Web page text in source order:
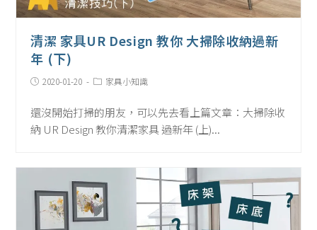
清潔 家具UR Design 教你 大掃除收納過新
年 (下)
Post2020-01-20
Post家具小知識
還沒開始打掃的朋友，可以先去看上篇文章：大掃除收
納 UR Design 教你清潔家具 過新年 (上)...